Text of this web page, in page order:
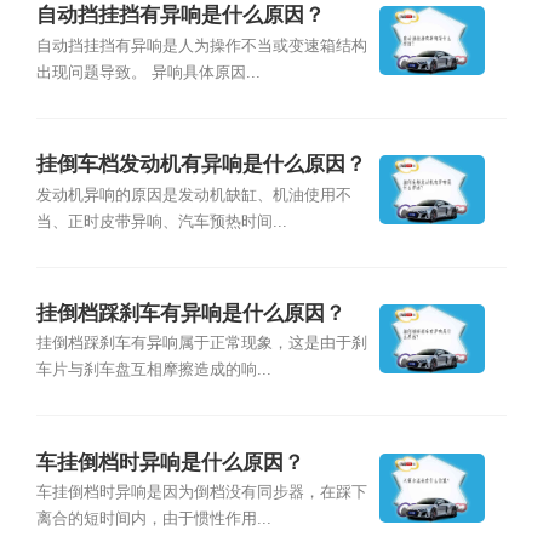
自动挡挂挡有异响是什么原因？
自动挡挂挡有异响是人为操作不当或变速箱结构
出现问题导致。 异响具体原因...
挂倒车档发动机有异响是什么原因？
发动机异响的原因是发动机缺缸、机油使用不
当、正时皮带异响、汽车预热时间...
挂倒档踩刹车有异响是什么原因？
挂倒档踩刹车有异响属于正常现象，这是由于刹
车片与刹车盘互相摩擦造成的响...
车挂倒档时异响是什么原因？
车挂倒档时异响是因为倒档没有同步器，在踩下
离合的短时间内，由于惯性作用...